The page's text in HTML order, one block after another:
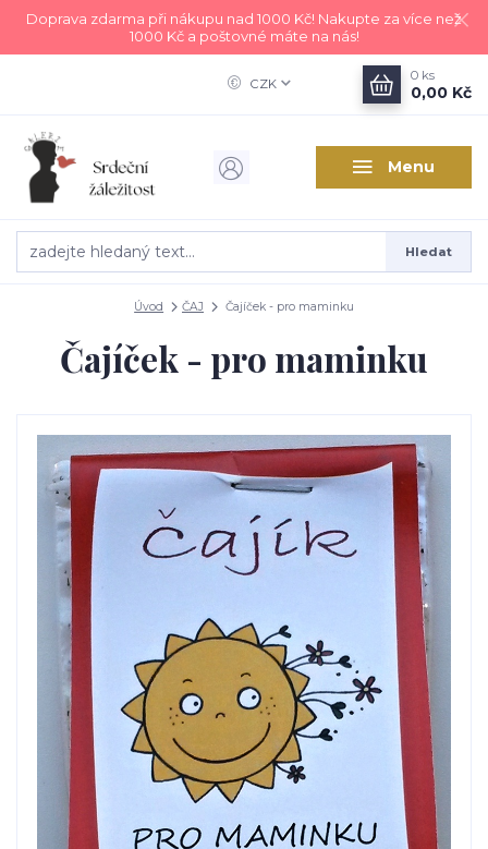
Doprava zdarma při nákupu nad 1000 Kč! Nakupte za více než
1000 Kč a poštovné máte na nás!
Menu
CZK
Hledat
0 ks
0,00 Kč
Úvod ČAJ Čajíček - pro maminku
Čajíček - pro maminku